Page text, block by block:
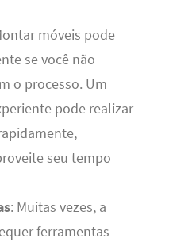
móveis pode
se você não
o processo. Um
pode realizar
seu tempo
: Muitas vezes, a
ferramentas